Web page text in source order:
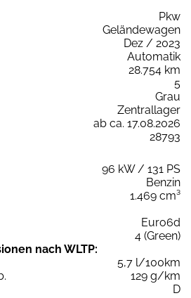
Pkw
Geländewagen
Dez / 2023
Automatik
28.754 km
5
Grau
Zentrallager
ab ca. 17.08.2026
28793
96 kW / 131 PS
Benzin
1.469 cm³
Euro6d
4 (Green)
nach WLTP:
5,7 l/100km
129 g/km
D